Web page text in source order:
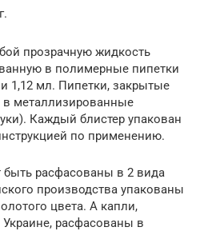
прозрачную жидкость
в полимерные пипетки
1,12 мл. Пипетки, закрытые
металлизированные
Каждый блистер упакован
по применению.
расфасованы в 2 вида
производства упакованы
цвета. А капли,
расфасованы в